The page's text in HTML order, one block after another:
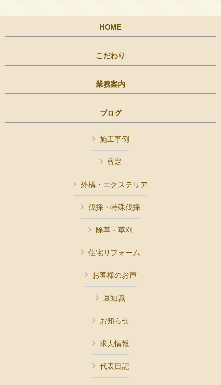
HOME
こだわり
業務案内
ブログ
施工事例
剪定
外構・エクステリア
伐採・特殊伐採
除草・草刈
住宅リフォーム
お客様のお声
豆知識
お知らせ
求人情報
代表日記